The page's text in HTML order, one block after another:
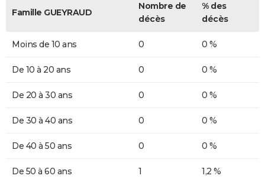
Famille GUEYRAUD
Nombre de
décès
% des
décès
Moins de 10 ans 0 0 %
De 10 à 20 ans 0 0 %
De 20 à 30 ans 0 0 %
De 30 à 40 ans 0 0 %
De 40 à 50 ans 0 0 %
De 50 à 60 ans 1 1,2 %